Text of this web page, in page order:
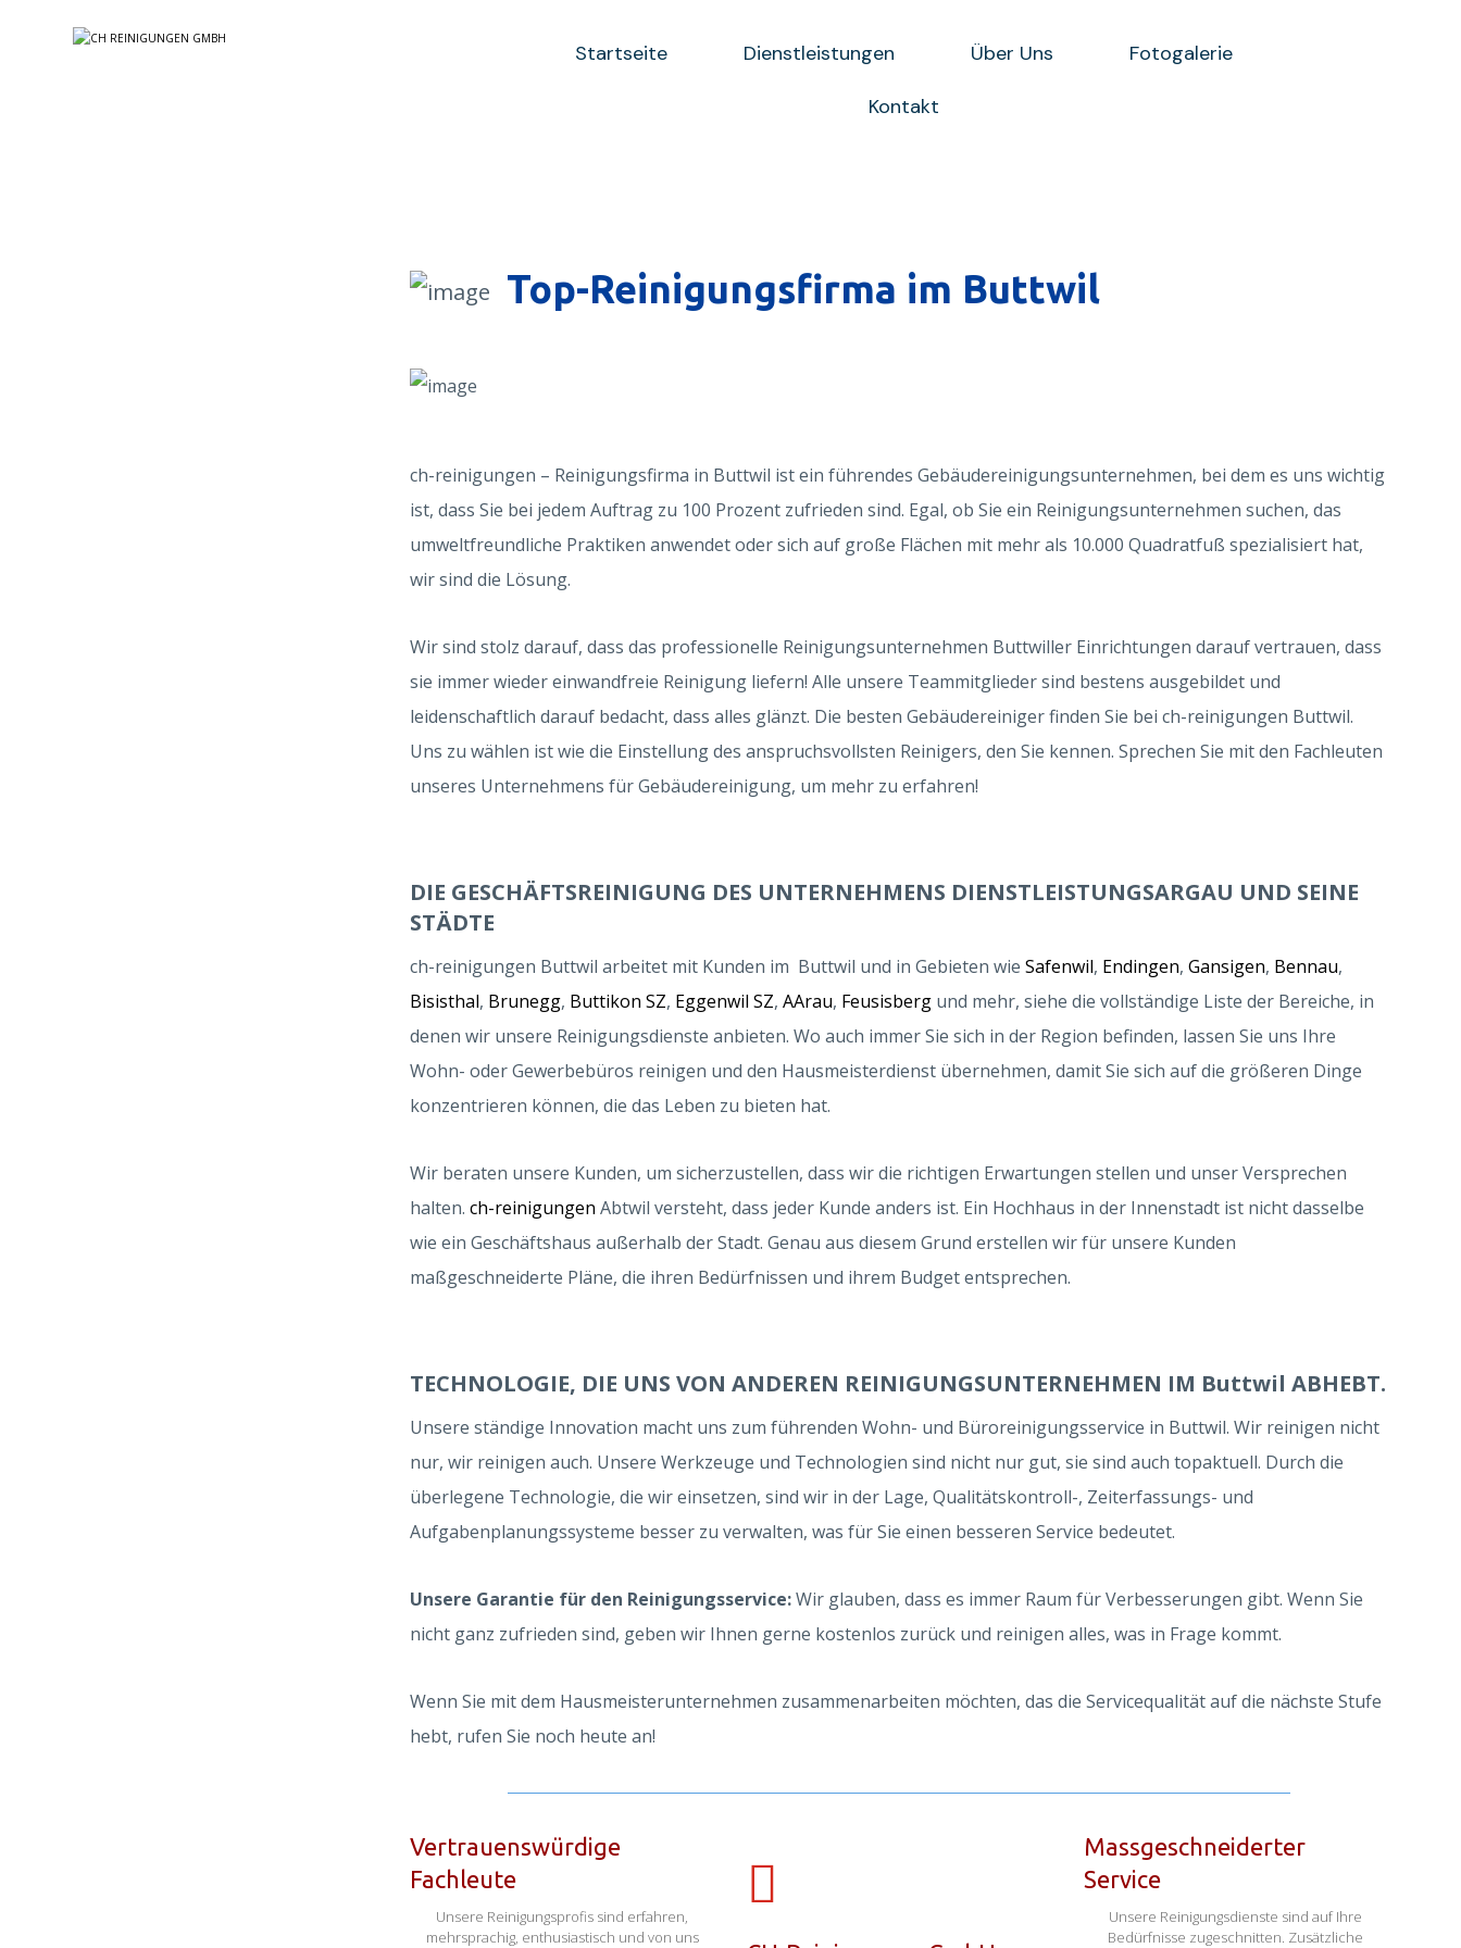
Startseite Dienstleistungen Über Uns Fotogalerie
Kontakt
Top-Reinigungsfirma im Buttwil
ch-reinigungen – Reinigungsfirma in Buttwil ist ein führendes Gebäudereinigungsunternehmen, bei dem es uns wichtig
ist, dass Sie bei jedem Auftrag zu 100 Prozent zufrieden sind. Egal, ob Sie ein Reinigungsunternehmen suchen, das
umweltfreundliche Praktiken anwendet oder sich auf große Flächen mit mehr als 10.000 Quadratfuß spezialisiert hat,
wir sind die Lösung.
Wir sind stolz darauf, dass das professionelle Reinigungsunternehmen Buttwiller Einrichtungen darauf vertrauen, dass
sie immer wieder einwandfreie Reinigung liefern! Alle unsere Teammitglieder sind bestens ausgebildet und
leidenschaftlich darauf bedacht, dass alles glänzt. Die besten Gebäudereiniger finden Sie bei ch-reinigungen Buttwil.
Uns zu wählen ist wie die Einstellung des anspruchsvollsten Reinigers, den Sie kennen. Sprechen Sie mit den Fachleuten
unseres Unternehmens für Gebäudereinigung, um mehr zu erfahren!
DIE GESCHÄFTSREINIGUNG DES UNTERNEHMENS DIENSTLEISTUNGSARGAU UND SEINE
STÄDTE
ch-reinigungen Buttwil arbeitet mit Kunden im Buttwil und in Gebieten wieSafenwil, Endingen,Gansigen, Bennau,
Bisisthal, Brunegg, Buttikon SZ, Eggenwil SZ,AArau, Feusisberg und mehr, siehe die vollständige Liste der Bereiche, in
denen wir unsere Reinigungsdienste anbieten. Wo auch immer Sie sich in der Region befinden, lassen Sie uns Ihre
Wohn- oder Gewerbebüros reinigen und den Hausmeisterdienst übernehmen, damit Sie sich auf die größeren Dinge
konzentrieren können, die das Leben zu bieten hat.
Wir beraten unsere Kunden, um sicherzustellen, dass wir die richtigen Erwartungen stellen und unser Versprechen
halten.ch-reinigungen Abtwil versteht, dass jeder Kunde anders ist. Ein Hochhaus in der Innenstadt ist nicht dasselbe
wie ein Geschäftshaus außerhalb der Stadt. Genau aus diesem Grund erstellen wir für unsere Kunden
maßgeschneiderte Pläne, die ihren Bedürfnissen und ihrem Budget entsprechen.
TECHNOLOGIE, DIE UNS VON ANDEREN REINIGUNGSUNTERNEHMEN IM Buttwil ABHEBT.
Unsere ständige Innovation macht uns zum führenden Wohn- und Büroreinigungsservice in Buttwil. Wir reinigen nicht
nur, wir reinigen auch. Unsere Werkzeuge und Technologien sind nicht nur gut, sie sind auch topaktuell. Durch die
überlegene Technologie, die wir einsetzen, sind wir in der Lage, Qualitätskontroll-, Zeiterfassungs- und
Aufgabenplanungssysteme besser zu verwalten, was für Sie einen besseren Service bedeutet.
Unsere Garantie für den Reinigungsservice:Wir glauben, dass es immer Raum für Verbesserungen gibt. Wenn Sie
nicht ganz zufrieden sind, geben wir Ihnen gerne kostenlos zurück und reinigen alles, was in Frage kommt.
Wenn Sie mit dem Hausmeisterunternehmen zusammenarbeiten möchten, das die Servicequalität auf die nächste Stufe
hebt, rufen Sie noch heute an!
Vertrauenswürdige
Fachleute
Unsere Reinigungsprofis sind erfahren,
mehrsprachig, enthusiastisch und von uns
Massgeschneiderter
Service
Unsere Reinigungsdienste sind auf Ihre
Bedürfnisse zugeschnitten. Zusätzliche